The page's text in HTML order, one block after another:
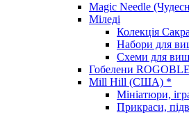
Magic Needle
Міледі
Колекція
Набори для
Схеми для
Гобелени
Mill Hill (США) *
Мініатюри,
Прикраси,